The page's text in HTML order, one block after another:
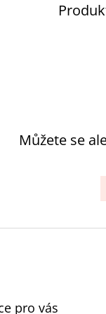
Můžete se
pro vás